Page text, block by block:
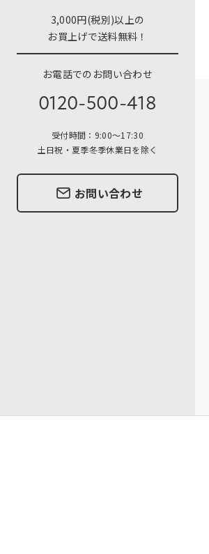
3,000円(税別)以上の
お買上げで送料無料！
お電話でのお問い合わせ
0120-500-418
受付時間：9:00〜17:30
土日祝・夏季冬季休業日を除く
お問い合わせ